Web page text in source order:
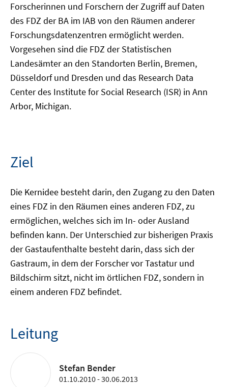
Forscherinnen und Forschern der Zugriff auf Daten
des FDZ der BA im IAB von den Räumen anderer
Forschungsdatenzentren ermöglicht werden.
Vorgesehen sind die FDZ der Statistischen
Landesämter an den Standorten Berlin, Bremen,
Düsseldorf und Dresden und das Research Data
Center des Institute for Social Research (ISR) in Ann
Arbor, Michigan.
Ziel
Die Kernidee besteht darin, den Zugang zu den Daten
eines FDZ in den Räumen eines anderen FDZ, zu
ermöglichen, welches sich im In- oder Ausland
befinden kann. Der Unterschied zur bisherigen Praxis
der Gastaufenthalte besteht darin, dass sich der
Gastraum, in dem der Forscher vor Tastatur und
Bildschirm sitzt, nicht im örtlichen FDZ, sondern in
einem anderen FDZ befindet.
Leitung
Stefan Bender
01.10.2010 - 30.06.2013